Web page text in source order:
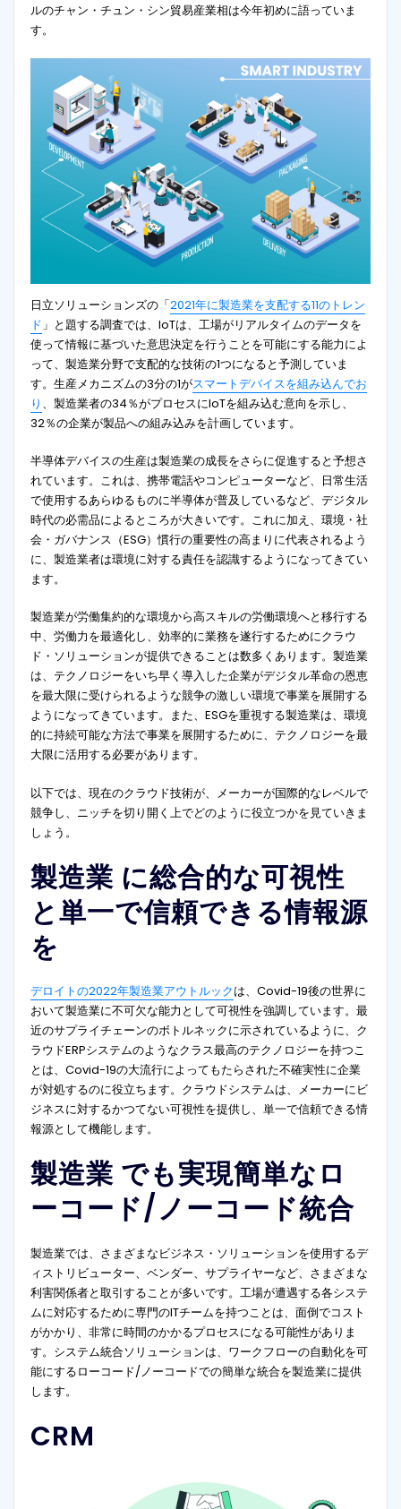
ルのチャン・チュン・シン貿易産業相は今年初めに語っていま
す。
日立ソリューションズの「2021年に製造業を支配する11のトレン
ド 」と題する調査では、IoTは、工場がリアルタイムのデータを
使って情報に基づいた意思決定を行うことを可能にする能力によ
って、製造業分野で支配的な技術の1つになると予測していま
す。生産メカニズムの3分の1がスマートデバイスを組み込んでお
り 、製造業者の34％がプロセスにIoTを組み込む意向を示し、
32％の企業が製品への組み込みを計画しています。
半導体デバイスの生産は製造業の成長をさらに促進すると予想さ
れています。これは、携帯電話やコンピューターなど、日常生活
で使用するあらゆるものに半導体が普及しているなど、デジタル
時代の必需品によるところが大きいです。これに加え、環境・社
会・ガバナンス（ESG）慣行の重要性の高まりに代表されるよう
に、製造業者は環境に対する責任を認識するようになってきてい
ます。
製造業が労働集約的な環境から高スキルの労働環境へと移行する
中、労働力を最適化し、効率的に業務を遂行するためにクラウ
ド・ソリューションが提供できることは数多くあります。製造業
は、テクノロジーをいち早く導入した企業がデジタル革命の恩恵
を最大限に受けられるような競争の激しい環境で事業を展開する
ようになってきています。また、ESGを重視する製造業は、環境
的に持続可能な方法で事業を展開するために、テクノロジーを最
大限に活用する必要があります。
以下では、現在のクラウド技術が、メーカーが国際的なレベルで
競争し、ニッチを切り開く上でどのように役立つかを見ていきま
しょう。
製造業 に総合的な可視性
と単一で信頼できる情報源
を
デロイトの2022年製造業アウトルックは、Covid-19後の世界に
おいて製造業に不可欠な能力として可視性を強調しています。最
近のサプライチェーンのボトルネックに示されているように、ク
ラウドERPシステムのようなクラス最高のテクノロジーを持つこ
とは、Covid-19の大流行によってもたらされた不確実性に企業
が対処するのに役立ちます。クラウドシステムは、メーカーにビ
ジネスに対するかつてない可視性を提供し、単一で信頼できる情
報源として機能します。
製造業 でも実現簡単なロ
ーコード/ノーコード統合
製造業では、さまざまなビジネス・ソリューションを使用するデ
ィストリビューター、ベンダー、サプライヤーなど、さまざまな
利害関係者と取引することが多いです。工場が遭遇する各システ
ムに対応するために専門のITチームを持つことは、面倒でコスト
がかかり、非常に時間のかかるプロセスになる可能性がありま
す。システム統合ソリューションは、ワークフローの自動化を可
能にするローコード/ノーコードでの簡単な統合を製造業に提供
します。
CRM